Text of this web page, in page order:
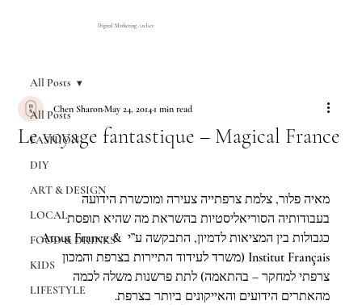
Digital Marketing Atelier
All Posts
FASHION
DIY
ART & DESIGN
LOCAL
FOOD & DRINKS
KIDS
LIFESTYLE
All Posts
Le voyage fantastique – Magical France
Chen SharonMay 24, 20141 min read
מאיה פלור, צלמת צרפתייה צעירה ומוכשרת הידועה
בעבודותיה הסוריאליסטיות בהשראת מה שהיא תופסת
כגבולות בין המציאות לדמיון, התבקשה ע”י
Atout France &
Institut Français (משרד לעידוד התיירות בצרפת והמכון
צרפתי למחקר – בהתאמה) לתת פרשנות משלה לכמה
מהאתרים הידועים והאייקונים ביותר בצרפת.